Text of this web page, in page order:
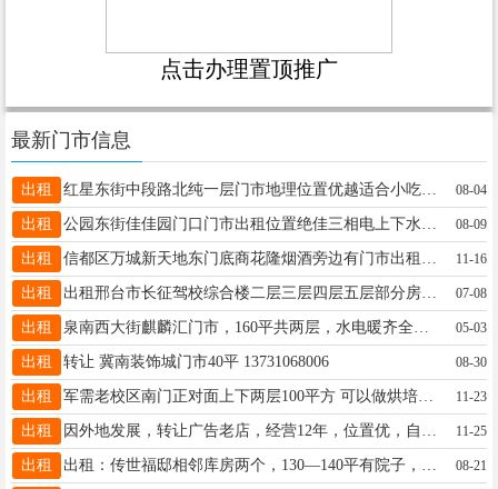
点击办理置顶推广
最新门市信息
出租 红星东街中段路北纯一层门市地理位置优越适合小吃百货文具超市五金服饰烟酒茶叶医药租金面议13001851110 08-04
出租 08-09
出租 11-16
出租 出租邢台市长征驾校综合楼二层三层四层五层部分房间闲置，可进行办公住宿培训。有需者请联系，15713396665 07-08
出租 泉南西大街麒麟汇门市，160平共两层，水电暖齐全，月租6000元，可停车，长租优惠，电话17659909190。 05-03
出租 转让 冀南装饰城门市40平 13731068006 08-30
出租 军需老校区南门正对面上下两层100平方 可以做烘培，餐饮，美甲，可随时来看 电：18733911737房费一月4k 11-23
出租 11-25
出租 08-21